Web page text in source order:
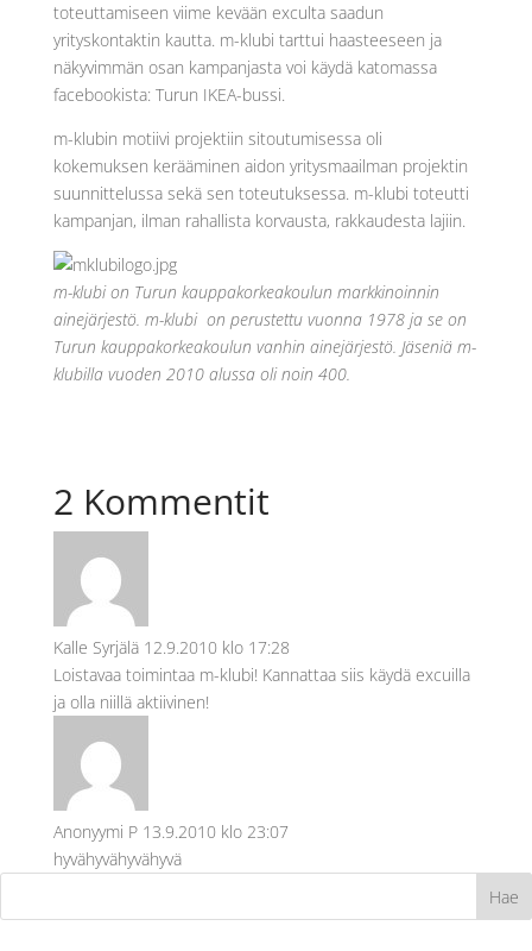
toteuttamiseen viime kevään exculta saadun
yrityskontaktin kautta. m-klubi tarttui haasteeseen ja
näkyvimmän osan kampanjasta voi käydä katomassa
facebookista: Turun IKEA-bussi.
m-klubin motiivi projektiin sitoutumisessa oli
kokemuksen kerääminen aidon yritysmaailman projektin
suunnittelussa sekä sen toteutuksessa. m-klubi toteutti
kampanjan, ilman rahallista korvausta, rakkaudesta lajiin.
m-klubi on Turun kauppakorkeakoulun markkinoinnin
ainejärjestö. m-klubi on perustettu vuonna 1978 ja se on
Turun kauppakorkeakoulun vanhin ainejärjestö. Jäseniä m-
klubilla vuoden 2010 alussa oli noin 400.
2 Kommentit
Kalle Syrjälä 12.9.2010 klo 17:28
Loistavaa toimintaa m-klubi! Kannattaa siis käydä excuilla
ja olla niillä aktiivinen!
Anonyymi P 13.9.2010 klo 23:07
hyvähyvähyvähyvä